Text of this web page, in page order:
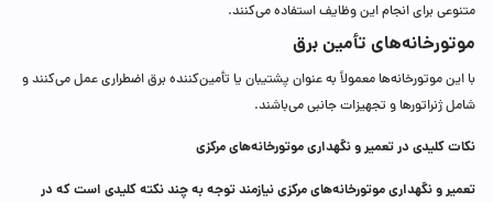
متنوعی برای انجام این وظایف استفاده می‌کنند.
موتورخانه‌های تأمین برق
با این موتورخانه‌ها معمولاً به عنوان پشتیبان یا تأمین‌کننده برق اضطراری عمل می‌کنند و
شامل ژنراتورها و تجهیزات جانبی می‌باشند.
نکات کلیدی در تعمیر و نگهداری موتورخانه‌های مرکزی
تعمیر و نگهداری موتورخانه‌های مرکزی نیازمند توجه به چند نکته کلیدی است که در